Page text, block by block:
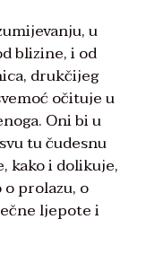
u
blizine, i od
drukčijeg
očituje u
Oni bi u
tu čudesnu
kako i dolikuje,
prolazu, o
ljepote i